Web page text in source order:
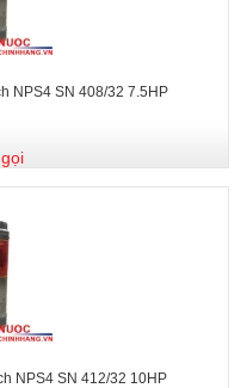
NPS4 SN 408/32 7.5HP
NPS4 SN 412/32 10HP